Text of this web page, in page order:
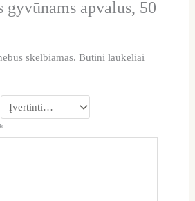
apvalus, 50
skelbiamas. Būtini laukeliai